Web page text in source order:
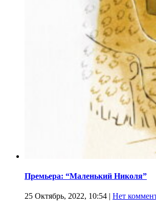
Премьера: “Маленький Николя”
25 Октябрь, 2022, 10:54 | Нет